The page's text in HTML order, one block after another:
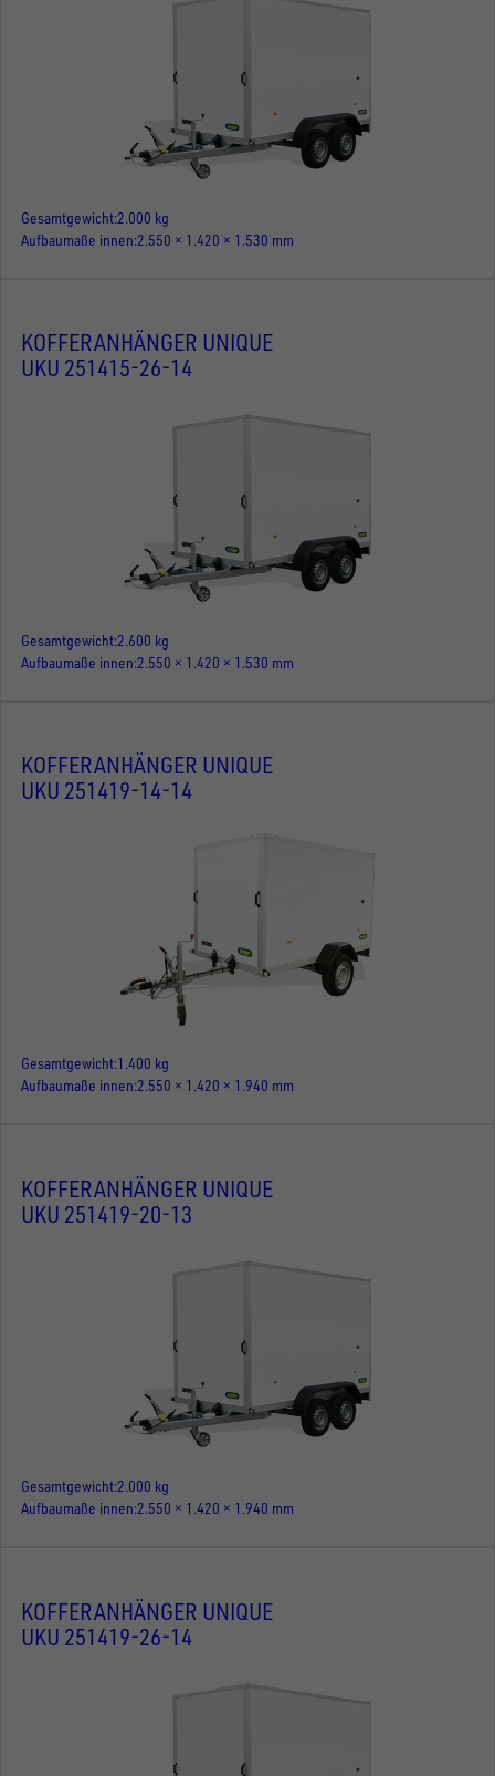
Gesamtgewicht 2.000 kg
Aufbaumaße innen 2.550 × 1.420 × 1.530 mm
KOFFERANHÄNGER UNIQUE
UKU 251415-26-14
Gesamtgewicht 2.600 kg
Aufbaumaße innen 2.550 × 1.420 × 1.530 mm
KOFFERANHÄNGER UNIQUE
UKU 251419-14-14
Gesamtgewicht 1.400 kg
Aufbaumaße innen 2.550 × 1.420 × 1.940 mm
KOFFERANHÄNGER UNIQUE
UKU 251419-20-13
Gesamtgewicht 2.000 kg
Aufbaumaße innen 2.550 × 1.420 × 1.940 mm
KOFFERANHÄNGER UNIQUE
UKU 251419-26-14